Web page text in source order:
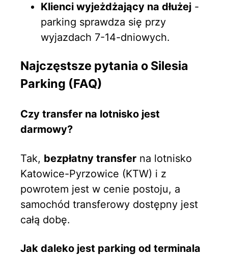
Klienci wyjeżdżający na dłużej -
parking sprawdza się przy
wyjazdach 7-14-dniowych.
Najczęstsze pytania o Silesia
Parking (FAQ)
Czy transfer na lotnisko jest
darmowy?
Tak, bezpłatny transfer na lotnisko
Katowice-Pyrzowice (KTW) i z
powrotem jest w cenie postoju, a
samochód transferowy dostępny jest
całą dobę.
Jak daleko jest parking od terminala